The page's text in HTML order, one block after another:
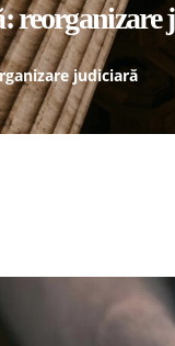
reorganizare
judiciară